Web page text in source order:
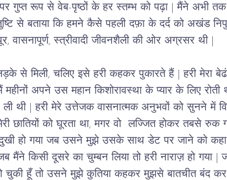
पर गुप्त रूप से वेब-पृष्ठों के हर स्तम्भ को पढ़ा | मैंने अभी
से बताया कि हमने कैसे पहली दफ़ा के दर्द को अखंड
वासनापूर्ण, स्त्रीवादी जीवनशैली की ओर अग्रसर थी |
से मिली, चलिए इसे हरी कहकर पुकारते हैं | हरी मेरा
अपने उस महान किशोरावस्था के प्यार के लिए
ली थी | हरी मेरे उत्तेजक वासनात्मक अनुभवों को सुनने में
छातियों को घूरता था, मगर वो  लज्जित होकर तबसे
हो गया जब उसने मुझे उसके साथ डेट पर जाने को
मैंने किसी दूसरे का चुम्बन लिया तो हरी नाराज़ हो गया
चुकी हूँ तो उसने मुझे कुतिया कहकर मुझसे बातचीत बंद कर